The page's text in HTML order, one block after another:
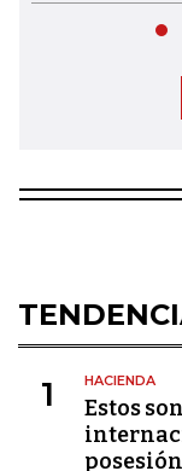
1 HACIENDA
Estos